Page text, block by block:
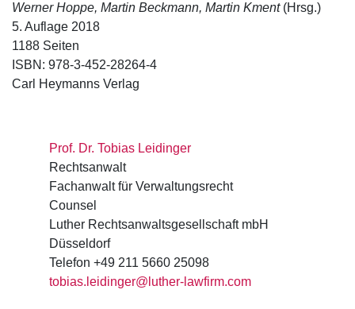
Werner Hoppe, Martin Beckmann, Martin Kment(Hrsg.)
5. Auflage 2018
1188 Seiten
ISBN: 978-3-452-28264-4
Carl Heymanns Verlag
Prof. Dr. Tobias Leidinger
Rechtsanwalt
Fachanwalt für Verwaltungsrecht
Counsel
Luther Rechtsanwaltsgesellschaft mbH
Düsseldorf
Telefon +49 211 5660 25098
tobias.leidinger@luther-lawfirm.com